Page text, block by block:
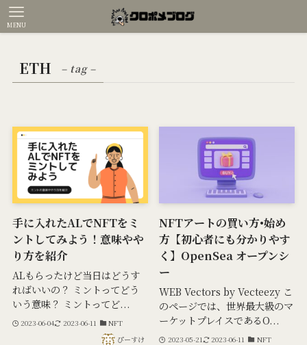
MENU
ETH – tag –
手に入れたALでNFTをミ
ントしてみよう！意味やや
り方を紹介
ALもらったけど当日はどうす
ればいいの？ ミントってどう
いう意味？ ミントってど...
2023-06-04 2023-06-11
NFT
ぴーすけ
NFTアートの買い方•始め
方【初心者にも分かりやす
く】OpenSea オープンシ
ー
WEB Vectors by Vecteezy こ
のページでは、世界最大級のマ
ーケットプレイスであるO...
2023-05-21 2023-06-11
NFT